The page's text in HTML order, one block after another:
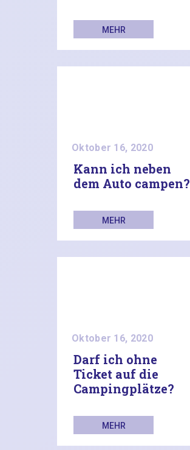
MEHR
Oktober 16, 2020
Kann ich neben
dem Auto campen?
MEHR
Oktober 16, 2020
Darf ich ohne
Ticket auf die
Campingplätze?
MEHR